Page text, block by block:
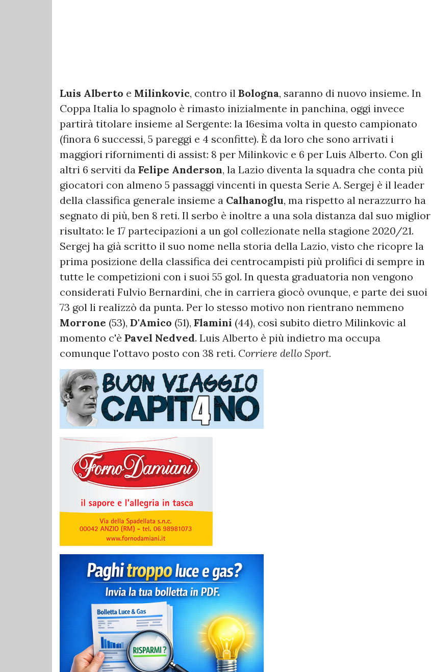
Luis Alberto e Milinkovic, contro il Bologna, saranno di nuovo insieme. In
Coppa Italia lo spagnolo è rimasto inizialmente in panchina, oggi invece
partirà titolare insieme al Sergente: la 16esima volta in questo campionato
(finora 6 successi, 5 pareggi e 4 sconfitte). È da loro che sono arrivati i
maggiori rifornimenti di assist: 8 per Milinkovic e 6 per Luis Alberto. Con gli
altri 6 serviti da Felipe Anderson, la Lazio diventa la squadra che conta più
giocatori con almeno 5 passaggi vincenti in questa Serie A. Sergej è il leader
della classifica generale insieme a Calhanoglu, ma rispetto al nerazzurro ha
segnato di più, ben 8 reti. Il serbo è inoltre a una sola distanza dal suo miglior
risultato: le 17 partecipazioni a un gol collezionate nella stagione 2020/21.
Sergej ha già scritto il suo nome nella storia della Lazio, visto che ricopre la
prima posizione della classifica dei centrocampisti più prolifici di sempre in
tutte le competizioni con i suoi 55 gol. In questa graduatoria non vengono
considerati Fulvio Bernardini, che in carriera giocò ovunque, e parte dei suoi
73 gol li realizzò da punta. Per lo stesso motivo non rientrano nemmeno
Morrone (53), D'Amico (51), Flamini (44), così subito dietro Milinkovic al
momento c'è Pavel Nedved. Luis Alberto è più indietro ma occupa
comunque l'ottavo posto con 38 reti. Corriere dello Sport.